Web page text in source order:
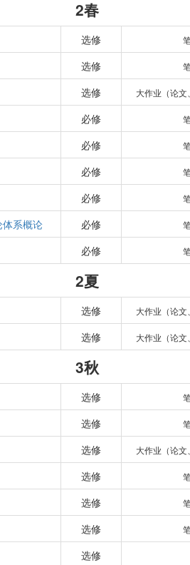
2春
选修
选修
选修 大作业（论文
必修
必修
必修
必修
系概论 必修
必修
2夏
选修 大作业（论文
选修 大作业（论文
3秋
选修
选修
选修 大作业（论文
选修
选修
选修
选修